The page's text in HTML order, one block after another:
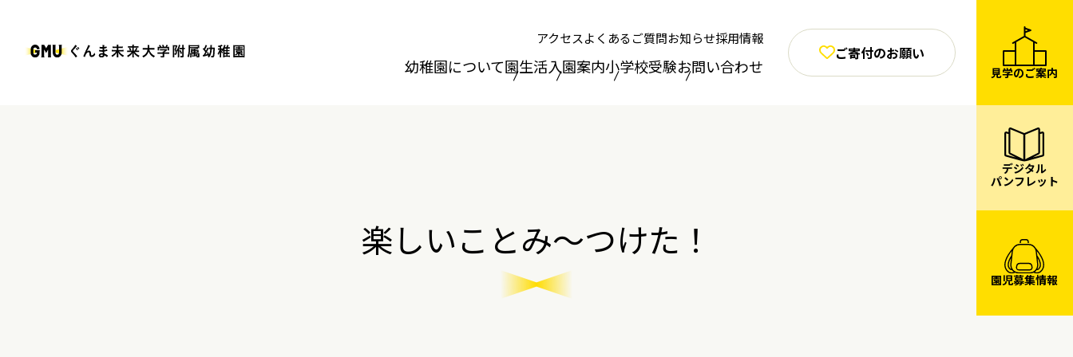
アクセスよくあるご質問お知らせ採用情報
幼稚園について園生活入園案内小学校受験お問い合わせ
ご寄付のお願い
見学のご案内
デジタル
パンフレット
園児募集情報
楽しいことみ～つけた！